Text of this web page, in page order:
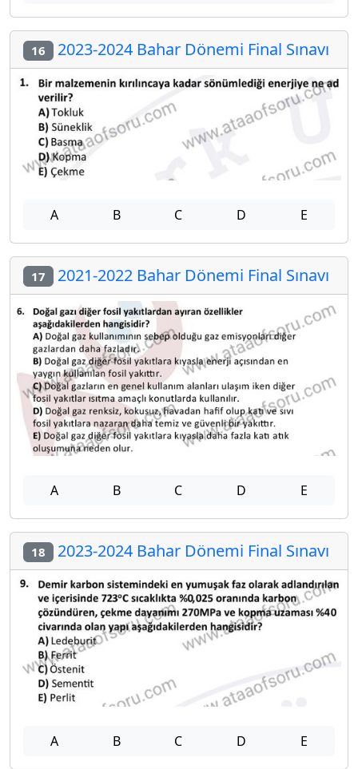
16 2023-2024 Bahar Dönemi Final Sınavı
A B C D E
17 2021-2022 Bahar Dönemi Final Sınavı
A B C D E
18 2023-2024 Bahar Dönemi Final Sınavı
A B C D E